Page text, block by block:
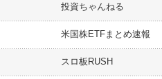
投資ちゃんねる
米国株ETFまとめ速報
スロ板RUSH